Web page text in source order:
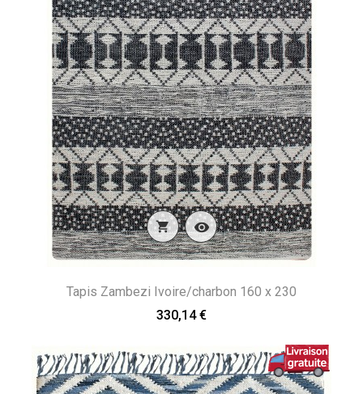
 
Tapis Zambezi Ivoire/charbon 160 x 230
330,14 €